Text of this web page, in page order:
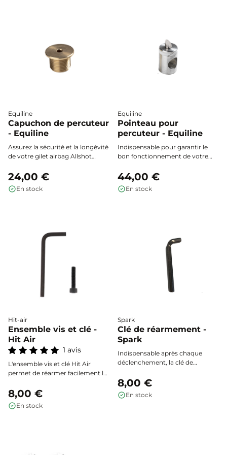
Equiline
Capuchon de percuteur
- Equiline
Assurez la sécurité et la longévité
de votre gilet airbag Allshot
l’accessoire indispensable pour
protéger le mécanisme de
déclenchement de votre
24,00 €
En stock
Equiline
Pointeau pour
percuteur - Equiline
Indispensable pour garantir le
bon fonctionnement de votre
percuteur Allshot by Equiline
assure une sécurité optimale lors
de chaque utilisation de votre
44,00 €
En stock
Hit-air
Ensemble vis et clé -
Hit Air
1 avis
L'ensemble vis et clé Hit Air
permet de réarmer facilement le
après déclenchement, assurant
une remise en fonction rapide et
sécurisée de votre équipement.
8,00 €
En stock
Spark
Clé de réarmement -
Spark
Indispensable après chaque
déclenchement, la clé de
réactiver le mécanisme de votre
gilet airbag Spark en toute
simplicité et sécurité.
8,00 €
En stock